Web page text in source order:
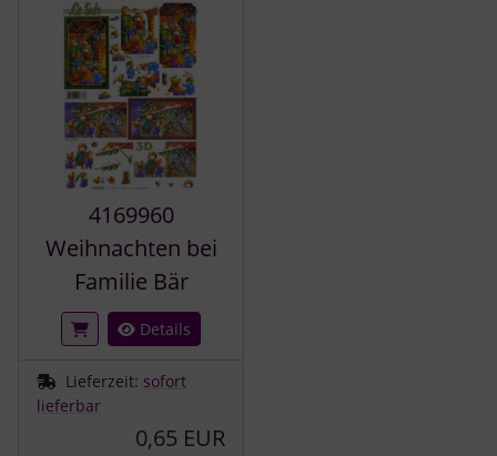
4169960
Weihnachten bei
Familie Bär
Details
Lieferzeit: sofort
lieferbar
0,65 EUR